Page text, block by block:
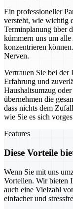
Ein professioneller
versteht, wie wichtig
Terminplanung über
kümmern uns um
konzentrieren
Nerven.
Vertrauen Sie bei der
Erfahrung und
Haushaltsumzug
übernehmen die
dass nichts dem
wie Sie es sich
Features
Diese Vorteile
Wenn Sie mit uns
Vorteilen. Wir bieten
auch eine Vielzahl
einfacher und